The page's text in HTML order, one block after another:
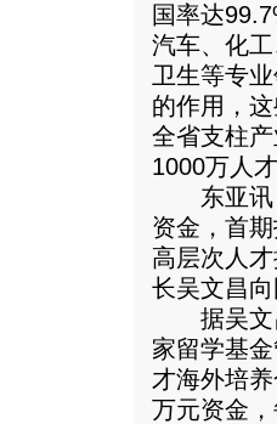
国率达
汽车、化
卫生等专
的作用，
全省支柱
1000万人
东亚讯（
资金，首
高层次人
长吴文昌
据吴文昌
家留学基
才海外培
万元资金